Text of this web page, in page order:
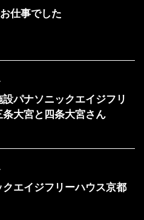
仕事でした
パナソニックエイジフリ
条大宮と四条大宮さん
エイジフリーハウス京都